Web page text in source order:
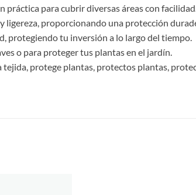
práctica para cubrir diversas áreas con
ligereza, proporcionando una protección
protegiendo tu inversión a lo largo del tiempo.
o para proteger tus plantas en el jardín.
protege plantas, protectos plantas,